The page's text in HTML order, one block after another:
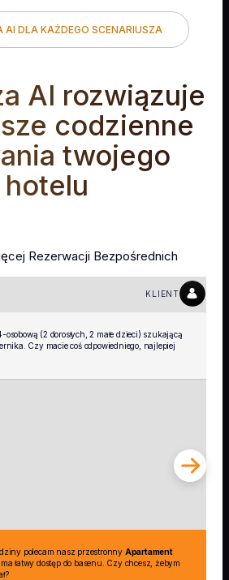
AI DLA KAŻDEGO SCENARIUSZA
AI rozwiązuje
codzienne
twojego
hotelu
Rezerwacji Bezpośrednich
KLIENT
(2 dorosłych, 2 małe dzieci) szukającą
Czy macie coś odpowiedniego, najlepiej
polecam nasz przestronny Apartament
łatwy dostęp do basenu. Czy chcesz, żebym